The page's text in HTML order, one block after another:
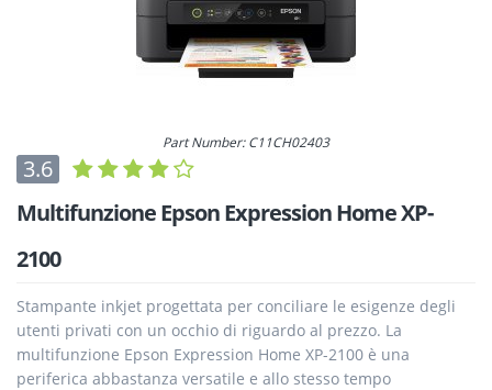
Part Number: C11CH02403
3.6
Multifunzione Epson Expression Home XP-
2100
Stampante inkjet progettata per conciliare le esigenze degli
utenti privati con un occhio di riguardo al prezzo. La
multifunzione Epson Expression Home XP-2100 è una
periferica abbastanza versatile e allo stesso tempo